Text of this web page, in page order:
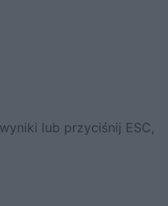
lub przyciśnij ESC,